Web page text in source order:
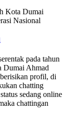
pada tahun
Dumai Ahmad
profil, di
chatting
sedang online
chattingan